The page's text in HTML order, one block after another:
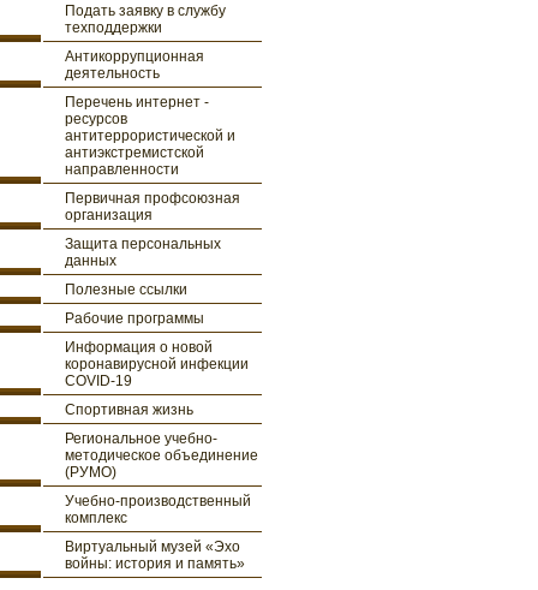
Подать заявку в службу
техподдержки
Антикоррупционная
деятельность
Перечень интернет -
ресурсов
антитеррористической и
антиэкстремистской
направленности
Первичная профсоюзная
организация
Защита персональных
данных
Полезные ссылки
Рабочие программы
Информация о новой
коронавирусной инфекции
COVID-19
Спортивная жизнь
Региональное учебно-
методическое объединение
(РУМО)
Учебно-производственный
комплекс
Виртуальный музей «Эхо
войны: история и память»